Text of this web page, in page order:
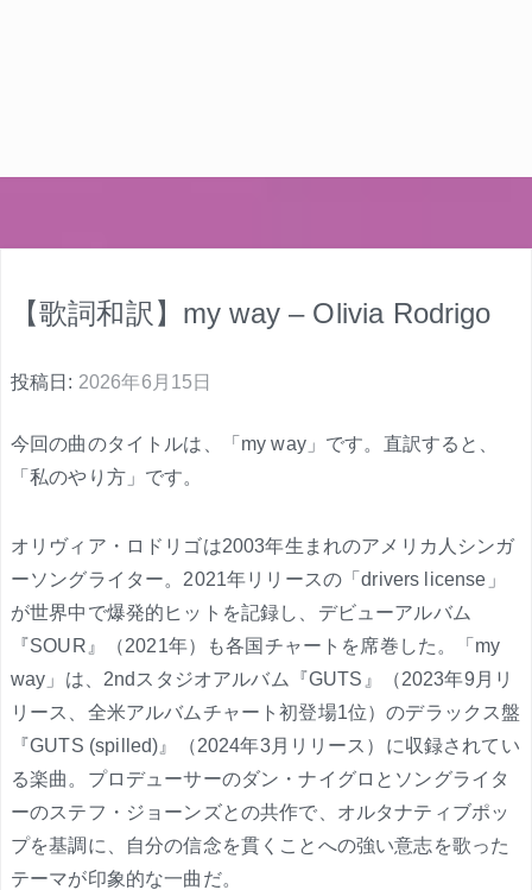
【歌詞和訳】my way – Olivia Rodrigo
投稿日: 2026年6月15日
今回の曲のタイトルは、「my way」です。直訳すると、
「私のやり方」です。
オリヴィア・ロドリゴは2003年生まれのアメリカ人シンガ
ーソングライター。2021年リリースの「drivers license」
が世界中で爆発的ヒットを記録し、デビューアルバム
『SOUR』（2021年）も各国チャートを席巻した。「my
way」は、2ndスタジオアルバム『GUTS』（2023年9月リ
リース、全米アルバムチャート初登場1位）のデラックス盤
『GUTS (spilled)』（2024年3月リリース）に収録されてい
る楽曲。プロデューサーのダン・ナイグロとソングライタ
ーのステフ・ジョーンズとの共作で、オルタナティブポッ
プを基調に、自分の信念を貫くことへの強い意志を歌った
テーマが印象的な一曲だ。